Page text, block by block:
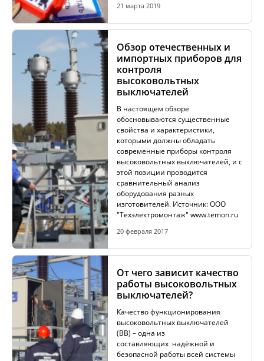
21 марта 2019
Обзор отечественных и
импортных приборов для
контроля
высоковольтных
выключателей
В настоящем обзоре
обосновываются существенные
свойства и характеристики,
которыми должны обладать
современные приборы контроля
высоковольтных выключателей, и с
этой позиции проводится
сравнительный анализ
оборудования разных
изготовителей. Источник: ООО
"Техэлектромонтаж" www.temon.ru
20 февраля 2017
От чего зависит качество
работы высоковольтных
выключателей?
Качество функционирования
высоковольтных выключателей
(ВВ) – одна из
составляющих надёжной и
безопасной работы всей системы